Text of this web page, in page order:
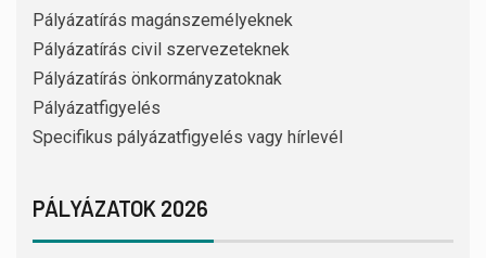
Pályázatírás magánszemélyeknek
Pályázatírás civil szervezeteknek
Pályázatírás önkormányzatoknak
Pályázatfigyelés
Specifikus pályázatfigyelés vagy hírlevél
PÁLYÁZATOK 2026